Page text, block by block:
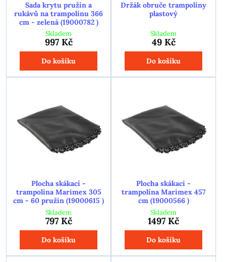
Sada krytu pružin a
rukávů na trampolínu 366
cm - zelená (19000782 )
Skladem
997 Kč
Do košíku
Držák obruče trampolíny
plastový
Skladem
49 Kč
Do košíku
Plocha skákací -
trampolína Marimex 305
cm - 60 pružin (19000615 )
Skladem
797 Kč
Do košíku
Plocha skákací -
trampolína Marimex 457
cm (19000566 )
Skladem
1497 Kč
Do košíku